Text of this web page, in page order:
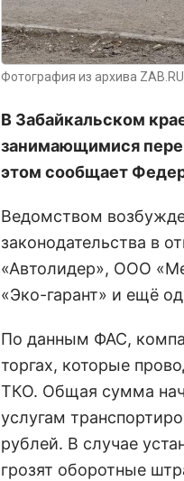
Фотография из архива ZAB.RU
В Забайкальском
занимающимися
этом сообщает
Ведомством
законодательства в
«Автолидер», ООО
«Эко-гарант» и ещё
По данным ФАС,
торгах, которые
ТКО. Общая сумма
услугам
рублей. В случае
грозят оборотные